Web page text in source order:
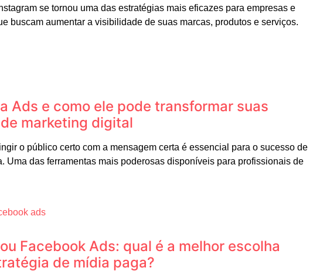
se tornou uma das estratégias mais eficazes para empresas e
buscam aumentar a visibilidade de suas marcas, produtos e serviços.
Ads e como ele pode transformar suas
marketing digital
o público certo com a mensagem certa é essencial para o sucesso de
Uma das ferramentas mais poderosas disponíveis para profissionais de
Facebook Ads: qual é a melhor escolha
de mídia paga?